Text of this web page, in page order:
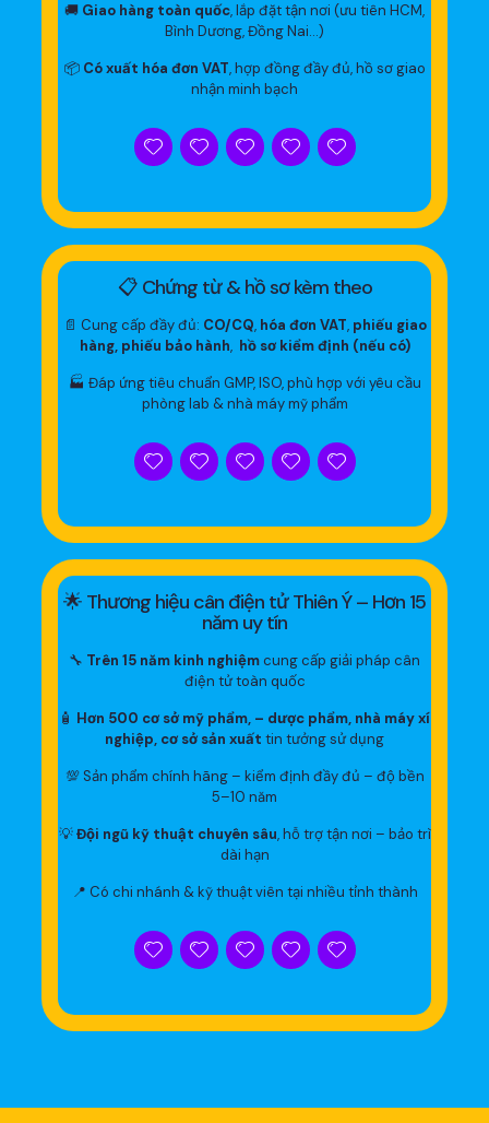
🚚 Giao hàng toàn quốc, lắp đặt tận nơi (ưu tiên HCM,
Bình Dương, Đồng Nai…)
📦 Có xuất hóa đơn VAT, hợp đồng đầy đủ, hồ sơ giao
nhận minh bạch
📋 Chứng từ & hồ sơ kèm theo
📄 Cung cấp đầy đủ: CO/CQ, hóa đơn VAT, phiếu giao
hàng, phiếu bảo hành, hồ sơ kiểm định (nếu có)
🏭 Đáp ứng tiêu chuẩn GMP, ISO, phù hợp với yêu cầu
phòng lab & nhà máy mỹ phẩm
🌟 Thương hiệu cân điện tử Thiên Ý – Hơn 15
năm uy tín
🔧 Trên 15 năm kinh nghiệmcung cấp giải pháp cân
điện tử toàn quốc
🧴 Hơn 500 cơ sở mỹ phẩm, – dược phẩm, nhà máy xí
nghiệp, cơ sở sản xuất tin tưởng sử dụng
💯 Sản phẩm chính hãng – kiểm định đầy đủ – độ bền
5–10 năm
💡Đội ngũ kỹ thuật chuyên sâu, hỗ trợ tận nơi – bảo trì
dài hạn
📍 Có chi nhánh & kỹ thuật viên tại nhiều tỉnh thành